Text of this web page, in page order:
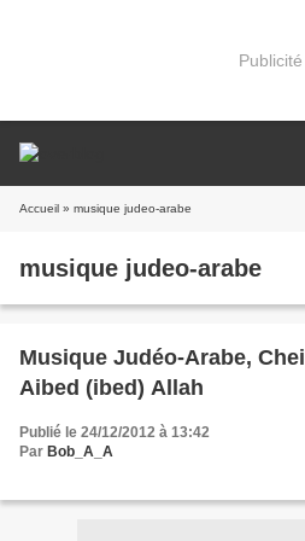
Publicité
Accueil » musique judeo-arabe
musique judeo-arabe
Musique Judéo-Arabe,
Aibed (ibed) Allah
Publié le 24/12/2012 à 13:42
Par Bob_A_A